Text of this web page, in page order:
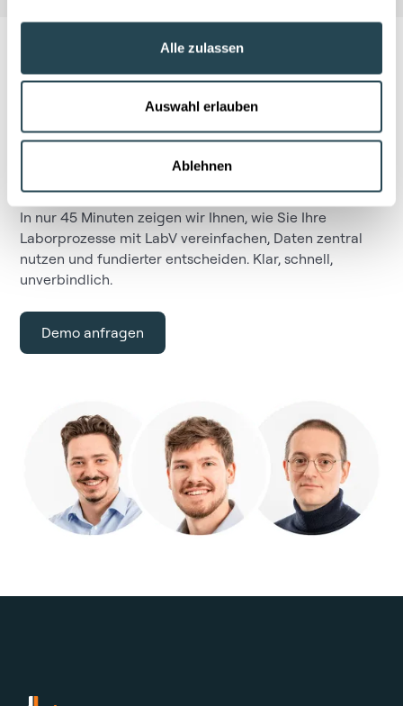
Alle zulassen
Auswahl erlauben
Ablehnen
Persönliche Live-Demo
In nur 45 Minuten zeigen wir Ihnen, wie Sie Ihre
Laborprozesse mit LabV vereinfachen, Daten zentral
nutzen und fundierter entscheiden. Klar, schnell,
unverbindlich.
Demo anfragen